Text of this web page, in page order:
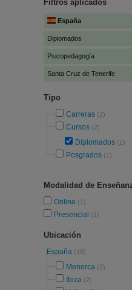
Filtros aplicados
España
Diplomados
Psicopedagogía
Santa Cruz de Tenerife
Tipo
Carreras (2)
Cursos (2)
Diplomados (2)
Posgrados (1)
Modalidad de
Online (1)
Presencial (1)
Ubicación
España (16)
Menorca (2)
Ibiza (2)